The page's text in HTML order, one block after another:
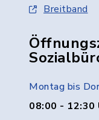
Breitband
Montag bis
08:00 - 12:30